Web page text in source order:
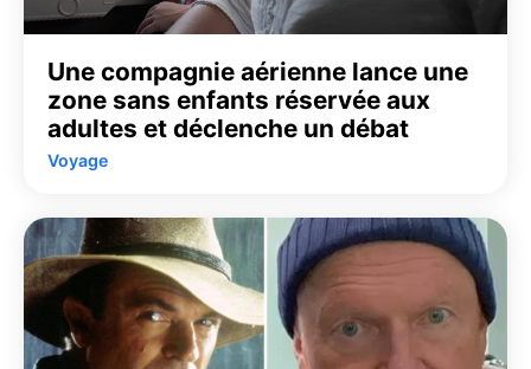
Une compagnie aérienne lance une
zone sans enfants réservée aux
adultes et déclenche un débat
Voyage